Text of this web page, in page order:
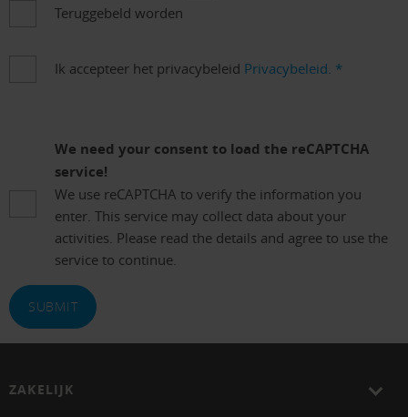
Teruggebeld worden
Ik accepteer het privacybeleid Privacybeleid. *
We need your consent to load the reCAPTCHA
service!
We use reCAPTCHA to verify the information you
enter. This service may collect data about your
activities. Please read the details and agree to use the
service to continue.
SUBMIT
ZAKELIJK